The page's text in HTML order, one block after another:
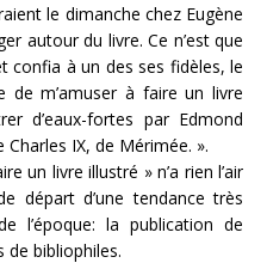
le dimanche chez Eugène
autour du livre. Ce n’est que
confia à un des ses fidèles, le
de m’amuser à faire un livre
d’eaux-fortes par Edmond
IX, de Mérimée. ».
un livre illustré » n’a rien l’air
départ d’une tendance très
l’époque: la publication de
de bibliophiles.